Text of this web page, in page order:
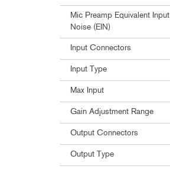
Mic Preamp Equivalent Input
Noise (EIN)
Input Connectors
Input Type
Max Input
Gain Adjustment Range
Output Connectors
Output Type